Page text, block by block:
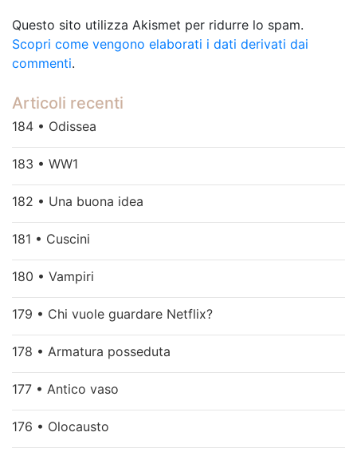
Questo sito utilizza Akismet per ridurre lo spam.
Scopri come vengono elaborati i dati derivati dai
commenti.
Articoli recenti
184 • Odissea
183 • WW1
182 • Una buona idea
181 • Cuscini
180 • Vampiri
179 • Chi vuole guardare Netflix?
178 • Armatura posseduta
177 • Antico vaso
176 • Olocausto